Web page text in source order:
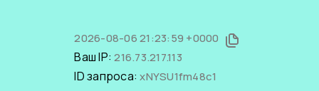
2026-08-06 21:23:59 +0000
Ваш IP:216.73.217.113
ID запроса:xNYSU1fm48c1